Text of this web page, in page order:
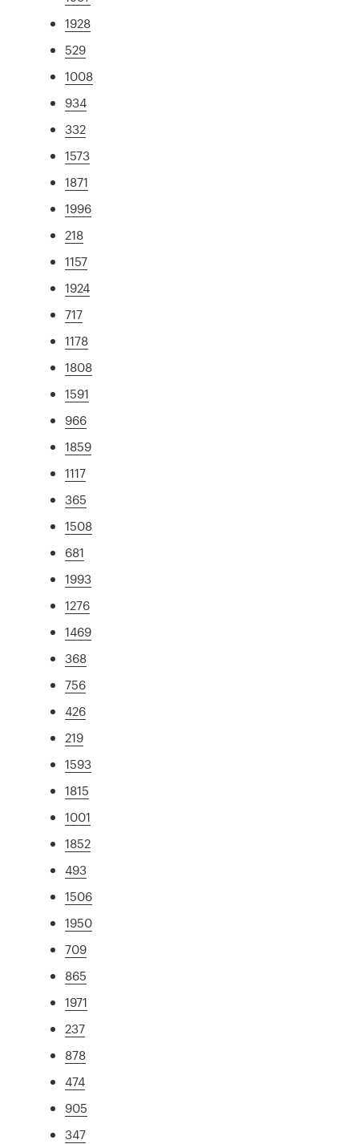
1928
529
1008
934
332
1573
1871
1996
218
1157
1924
717
1178
1808
1591
966
1859
1117
365
1508
681
1993
1276
1469
368
756
426
219
1593
1815
1001
1852
493
1506
1950
709
865
1971
237
878
474
905
347